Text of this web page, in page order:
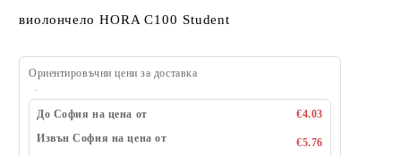
виолончело HORA C100 Student
Ориентировъчни цени за доставка
До София на цена от
€4.03
Извън София на цена от
€5.76